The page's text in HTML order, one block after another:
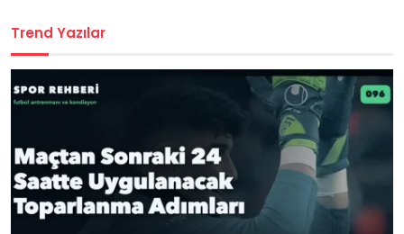
Trend Yazılar